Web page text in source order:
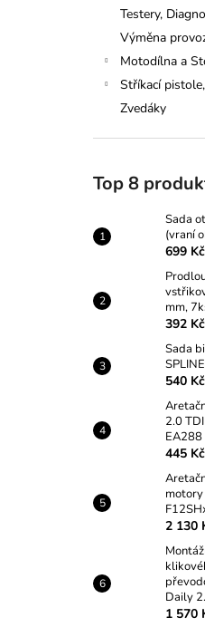
Testery,
Výměna
Motodílna a
Stříkací
Zvedáky
Top 8
Sada
(vraní
699 Kč
mm,
392 Kč
Sada
540 Kč
2.0
EA288
445 Kč
2 130
Daily
1 570